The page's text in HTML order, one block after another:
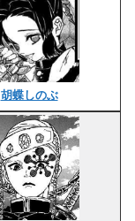
胡蝶しのぶ